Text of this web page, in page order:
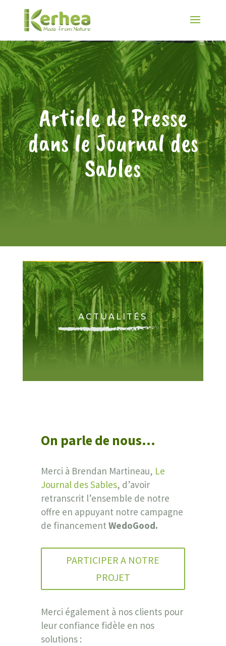
Article de Presse
dans le Journal des
Sables
ACTUALITÉS
On parle de nous…
Merci à Brendan Martineau, Le
Journal des Sables, d’avoir
retranscrit l’ensemble de notre
offre en appuyant notre campagne
de financement WedoGood.
PARTICIPER A NOTRE
PROJET
Merci également à nos clients pour
leur confiance fidèle en nos
solutions :